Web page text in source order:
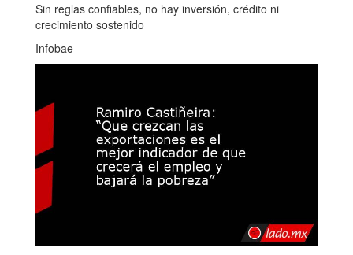
Sin reglas confiables, no hay inversión, crédito ni
crecimiento sostenido
Infobae